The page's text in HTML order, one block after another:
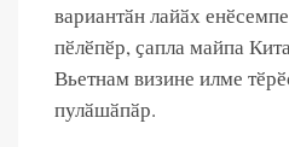
вариантӑн лайӑх
пӗлӗпӗр, ҫапла майпа
Вьетнам визине илме
пулӑшӑпӑр.